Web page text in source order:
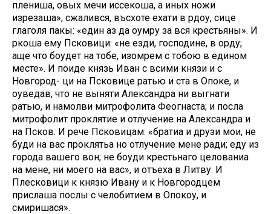
плениша, овых мечи иссекоша, а иных ножи
изрезаша», сжалився, въсхоте ехати в рдоу, сице
глаголя пакы: «един аз да оумру за вся крестьяны». И
ркоша ему Псковици: «не езди, господине, в орду;
аще что боудет на тобе, изомрем с тобою в едином
месте». И поиде князь Иван с всими князи и с
Новгород- ци на Псковице ратью и ста в Опоке, и
оуведав, что не выняти Александра ни выгнати
ратью, и намолви митрофолита Феогнаста; и посла
митрофолит проклятие и отлучение на Александра и
на Псков. И рече Псковицам: «братиа и друзи мои, не
буди на вас проклятьа но отлучение мене ради; еду из
города вашего вон; не боуди крестьнаго целованиа
на мене, ни моего на вас», и отъеха в Литву. И
Плесковици к князю Ивану и к Новгородцем
прислаша послы с челобитием в Опокоу, и
смиришася».